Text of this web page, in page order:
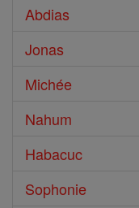
Abdias
Jonas
Michée
Nahum
Habacuc
Sophonie